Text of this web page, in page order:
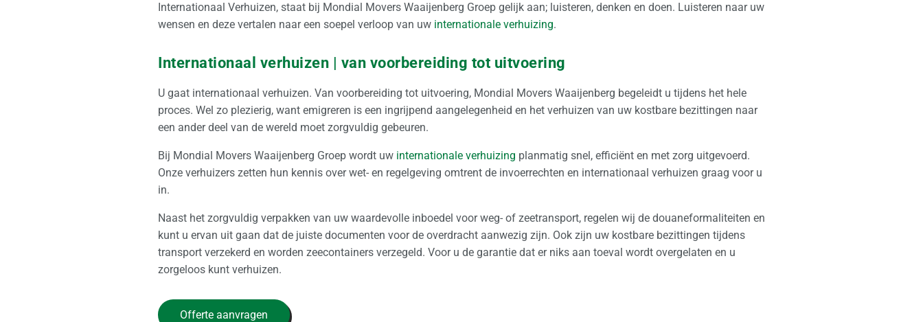
Internationaal Verhuizen, staat bij Mondial Movers Waaijenberg Groep gelijk aan; luisteren, denken en doen. Luisteren naar uw
wensen en deze vertalen naar een soepel verloop van uw internationale verhuizing.
Internationaal verhuizen | van voorbereiding tot uitvoering
U gaat internationaal verhuizen. Van voorbereiding tot uitvoering, Mondial Movers Waaijenberg begeleidt u tijdens het hele
proces. Wel zo plezierig, want emigreren is een ingrijpend aangelegenheid en het verhuizen van uw kostbare bezittingen naar
een ander deel van de wereld moet zorgvuldig gebeuren.
Bij Mondial Movers Waaijenberg Groep wordt uw internationale verhuizing planmatig snel, efficiënt en met zorg uitgevoerd.
Onze verhuizers zetten hun kennis over wet- en regelgeving omtrent de invoerrechten en internationaal verhuizen graag voor u
in.
Naast het zorgvuldig verpakken van uw waardevolle inboedel voor weg- of zeetransport, regelen wij de douaneformaliteiten en
kunt u ervan uit gaan dat de juiste documenten voor de overdracht aanwezig zijn. Ook zijn uw kostbare bezittingen tijdens
transport verzekerd en worden zeecontainers verzegeld. Voor u de garantie dat er niks aan toeval wordt overgelaten en u
zorgeloos kunt verhuizen.
Offerte aanvragen